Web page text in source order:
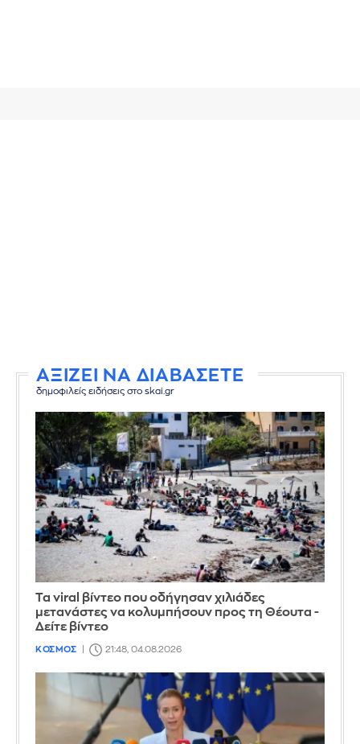
ΑΞΙΖΕΙ ΝΑ ΔΙΑΒΑΣΕΤΕ
δημοφιλείς ειδήσεις στο skai.gr
Τα viral βίντεο που οδήγησαν χιλιάδες
μετανάστες να κολυμπήσουν προς τη Θέουτα -
Δείτε βίντεο
ΚΟΣΜΟΣ 21:48, 04.08.2026